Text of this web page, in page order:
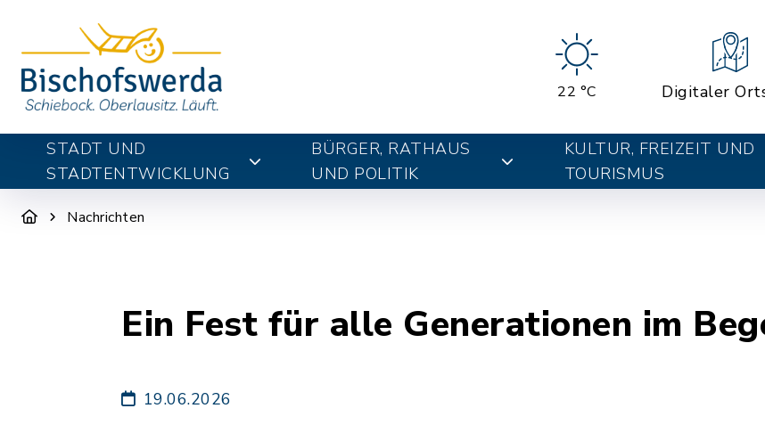
22 °C Digitaler
STADT UND
STADTENTWICKLUNG
BÜRGER, RATHAUS
UND POLITIK
KULTUR, FREIZEIT UND
TOURISMUS
Nachrichten
Ein Fest für alle Generationen im
19.06.2026